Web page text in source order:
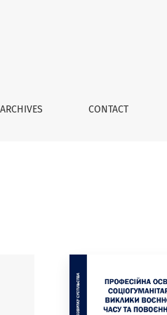
матеріали круглого столу
ARCHIVES CONTACT